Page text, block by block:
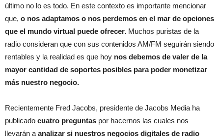
último no lo es todo. En este contexto es importante mencionar
que, o nos adaptamos o nos perdemos en el mar de opciones
que el mundo virtual puede ofrecer. Muchos puristas de la
radio consideran que con sus contenidos AM/FM seguirán siendo
rentables y la realidad es que hoy nos debemos de valer de la
mayor cantidad de soportes posibles para poder monetizar
más nuestro negocio.
Recientemente Fred Jacobs, presidente de Jacobs Media ha
publicado cuatro preguntas por hacernos las cuales nos
llevarán a analizar si nuestros negocios digitales de radio